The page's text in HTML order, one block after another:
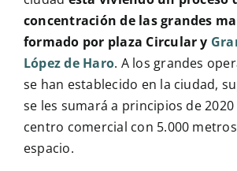
concentración de las grandes
formado por plaza Circular y
López de Haro. A los grandes
se han establecido en la ciudad,
se les sumará a principios de
centro comercial con 5.000
espacio.